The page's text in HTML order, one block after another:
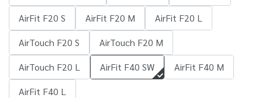
AirFit F20 S
AirFit F20 M
AirFit F20 L
AirTouch F20 S
AirTouch F20 M
AirTouch F20 L
AirFit F40 SW
AirFit F40 M
AirFit F40 L